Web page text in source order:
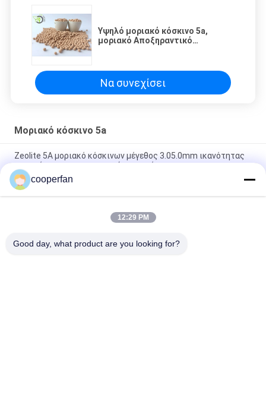
Υψηλό μοριακό κόσκινο 5a,
μοριακό Αποξηραντικό
Να συνεχίσει
Μοριακό κόσκινο 5a
Zeolite 5A μοριακό κόσκινων μέγεθος 3.05.0mm ικανότητας
προσρόφησης προσροφητών ισχυρό
Βιομηχανικός μοριακός καθαρισμός αέρα του CO2 πόρων
H2O κόσκινων 5a αποτελεσματικός
Zeolite 35mm 5A μοριακά κόσκινα/μοριακό κόσκινο Zeochem
cooperfan
12:29 PM
Good day, what product are you looking for?